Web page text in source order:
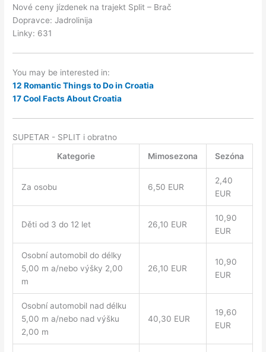
Nové ceny jízdenek na trajekt Split – Brač
Dopravce: Jadrolinija
Linky: 631
You may be interested in:
12 Romantic Things to Do in Croatia
17 Cool Facts About Croatia
SUPETAR - SPLIT i obratno
Kategorie
Mimosezona Sezóna
Za osobu 6,50 EUR
2,40
EUR
Děti od 3 do 12 let 26,10 EUR
10,90
EUR
Osobní automobil do délky
5,00 m a/nebo výšky 2,00
m
26,10 EUR
10,90
EUR
Osobní automobil nad délku
5,00 m a/nebo nad výšku
2,00 m
40,30 EUR
19,60
EUR